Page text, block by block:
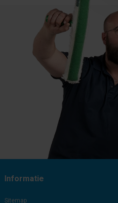
Informatie
Sitemap